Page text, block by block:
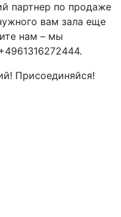
партнер по продаже
вам зала еще
нам – мы
Присоединяйся!